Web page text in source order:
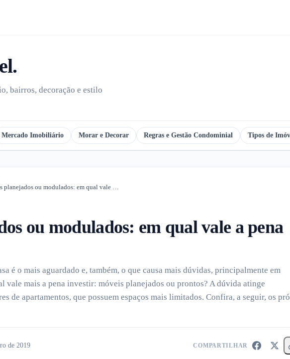
.
bairros, decoração e estilo
Mercado Imobiliário Morar e Decorar Regras e Gestão Condominial Tipos de
Móveis planejados ou modulados: em qual vale a pena investir?
ou modulados: em qual vale a pena
é o mais aguardado e, também, o que causa mais dúvidas, principalmente em
vale mais a pena investir: móveis planejados ou prontos? A dúvida atinge
de apartamentos, que possuem espaços mais limitados. Confira, a seguir, os
de 2019 COMPARTILHAR